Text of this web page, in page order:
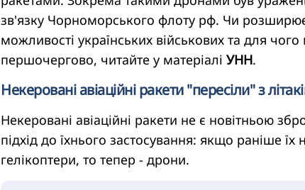
зв'язку Чорноморського флоту рф. Чи розширює
можливості українських військових та для
першочергово, читайте у матеріалі УНН.
Некеровані авіаційні ракети "пересіли" з
Некеровані авіаційні ракети не є новітньою
підхід до їхнього застосування: якщо раніше їх
гелікоптери, то тепер - дрони.